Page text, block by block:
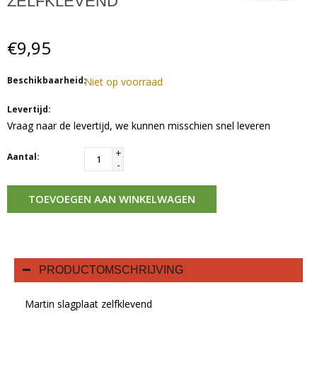
€9,95
Beschikbaarheid:Niet op voorraad
Levertijd:
Vraag naar de levertijd, we kunnen misschien snel leveren
Aantal:
+
-
TOEVOEGEN AAN WINKELWAGEN
PRODUCTOMSCHRIJVING
Martin slagplaat zelfklevend